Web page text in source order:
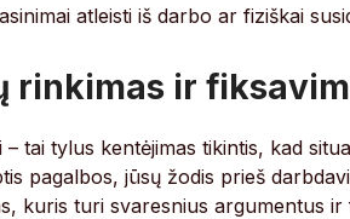
atleisti iš darbo ar fiziškai
rinkimas ir
tai tylus kentėjimas tikintis, kad
pagalbos, jūsų žodis prieš
kuris turi svaresnius argumentus